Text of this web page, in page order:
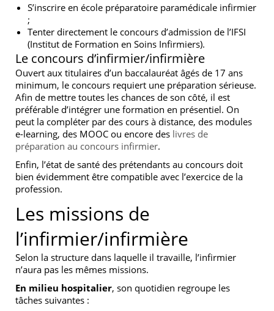
S’inscrire en école préparatoire paramédicale infirmier
;
Tenter directement le concours d’admission de l’IFSI
(Institut de Formation en Soins Infirmiers).
Le concours d’infirmier/infirmière
Ouvert aux titulaires d’un baccalauréat âgés de 17 ans
minimum, le concours requiert une préparation sérieuse.
Afin de mettre toutes les chances de son côté, il est
préférable d’intégrer une formation en présentiel. On
peut la compléter par des cours à distance, des modules
e-learning, des MOOC ou encore des livres de
préparation au concours infirmier.
Enfin, l’état de santé des prétendants au concours doit
bien évidemment être compatible avec l’exercice de la
profession.
Les missions de
l’infirmier/infirmière
Selon la structure dans laquelle il travaille, l’infirmier
n’aura pas les mêmes missions.
En milieu hospitalier, son quotidien regroupe les
tâches suivantes :